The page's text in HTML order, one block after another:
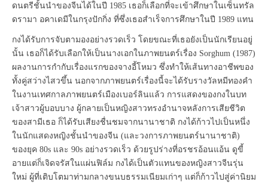
ดนตรีชั้นนำของจีนได้ในปี 1985 เธอก็เลือกที่จะเข้าศึกษาในเซ็นทรัล
ดรามา อคาเดมีในกรุงปักกิ่ง ที่ซึ่งเธอสำเร็จการศึกษาในปี 1989 แทน
กงได้รับการจับตามองอย่างรวดเร็ว โดยขณะที่เธอยังเป็นนักเรียนอยู่
นั้น เธอก็ได้รับเลือกให้เป็นนางเอกในภาพยนตร์เรื่อง Sorghum (1987)
ผลงานการกำกับเรื่องแรกของจางอี้โหมว ซึ่งทำให้เส้นทางอาชีพของ
ทั้งคู่สว่างไสวขึ้น นอกจากภาพยนตร์เรื่องนี้จะได้รับรางวัลหมีทองคำ
ในงานเทศกาลภาพยนตร์เมืองเบอร์ลินแล้ว การแสดงของกงในบท
เจ้าสาวผู้บอบบาง ผู้กลายเป็นหญิงสาวทรงอำนาจหลังการเสียชีวิต
ของสามีเธอ ก็ได้รับเสียงชื่นชมจากนานาชาติ กงได้ก้าวไปเป็นหนึ่ง
ในนักแสดงหญิงชั้นนำของจีน (และวงการภาพยนตร์นานาชาติ)
ของยุค 80s และ 90s อย่างรวดเร็ว ด้วยรูปร่างที่อรชรอ้อนแอ้น ดูขี้
อายแต่ก็เจิดจรัสในแผ่นฟิล์ม กงได้เป็นตัวแทนของหญิงสาวจีนรุ่น
ใหม่ ผู้ที่เติบโตมาท่ามกลางขนบธรรมเนียมเก่าๆ แต่ก็ก้าวไปสู่ค่านิยม